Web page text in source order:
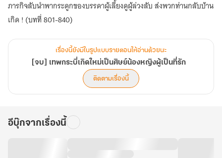
ภารกิจลับนำพากระดูกของบรรดาผู้เลี้ยงดูผู้ล่วงลับ ส่งพวกท่านกลับบ้าน
เกิด ! (บทที่ 801-840)
เรื่องนี้ยังมีในรูปแบบรายตอนให้อ่านด้วยนะ
[จบ] เทพกระบี่เกิดใหม่เป็นศิษย์น้องหญิงผู้เป็นที่รัก
ติดตามเรื่องนี้
อีบุ๊กจากเรื่องนี้